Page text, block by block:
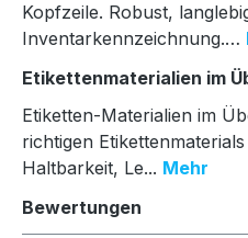
Kopfzeile. Robust,
Inventarkennzeichnung.…
Etikettenmaterialien im
Etiketten-Materialien im
richtigen
Haltbarkeit, Le... Mehr
Bewertungen